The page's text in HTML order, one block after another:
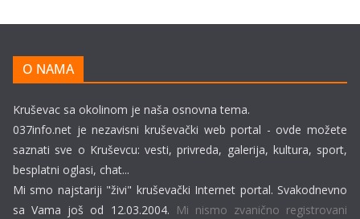
O NAMA
Kruševac sa okolinom je naša osnovna tema.
037info.net je nezavisni kruševački web portal - ovde možete
saznati sve o Kruševcu: vesti, privreda, galerija, kultura, sport,
besplatni oglasi, chat...
Mi smo najstariji "živi" kruševački Internet portal. Svakodnevno
sa Vama još od 12.03.2004. Mi nismo zvanično registrovani